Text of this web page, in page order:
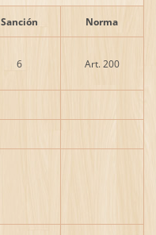
Sanción Norma
6 Art. 200